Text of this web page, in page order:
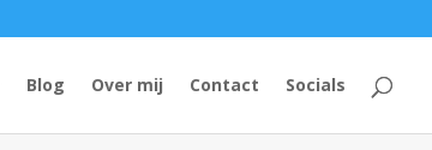
Blog Over mij Contact Socials